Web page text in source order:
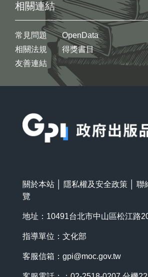
相關連結
常見問題
相關法規
友善連結
OpenData
得獎書目
關於本站 隱私權及安全政策 聯
覽
地址：10491台北市中山區松江路
指導單位：文化部
客服信箱： gpi@moc.gov.tw